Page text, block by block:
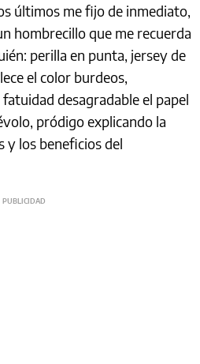
últimos me fijo de inmediato,
hombrecillo que me recuerda
perilla en punta, jersey de
el color burdeos,
desagradable el papel
pródigo explicando la
y los beneficios del